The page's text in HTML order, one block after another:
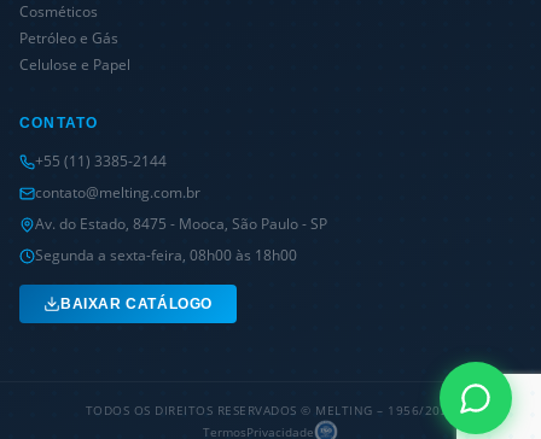
Cosméticos
Petróleo e Gás
Celulose e Papel
CONTATO
+55 (11) 3385-2144
contato@melting.com.br
Av. do Estado, 8475 - Mooca, São Paulo - SP
Segunda a sexta-feira, 08h00 às 18h00
BAIXAR CATÁLOGO
TODOS OS DIREITOS RESERVADOS © MELTING – 1956/2026
TermosPrivacidade